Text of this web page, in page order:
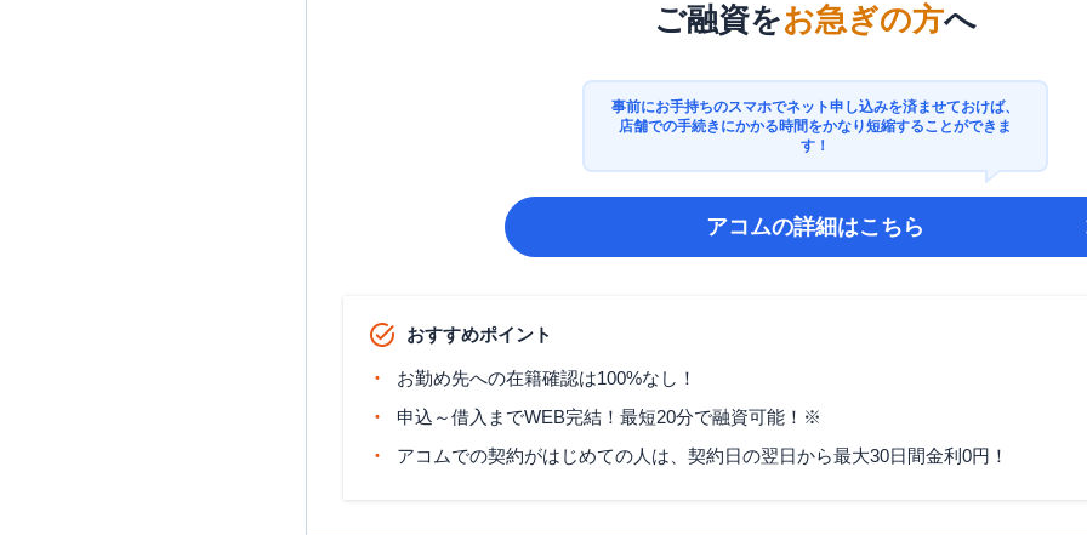
ご融資をお急ぎの方へ
事前にお手持ちのスマホでネット申し込みを済ませておけば、
店舗での手続きにかかる時間をかなり短縮することができま
す！
アコムの詳細はこちら
おすすめポイント
お勤め先への在籍確認は100%なし！
申込～借入までWEB完結！最短20分で融資可能！※
アコムでの契約がはじめての人は、契約日の翌日から最大30日間金利0円！